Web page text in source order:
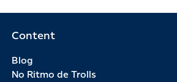
Content
Blog
No Ritmo de Trolls